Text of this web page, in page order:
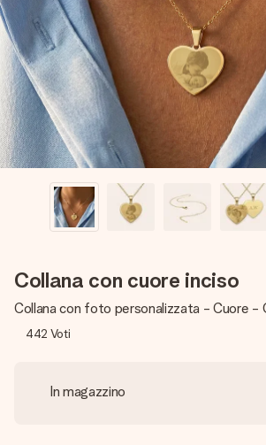
Realizza qualcosa di unico in pochi
una tua foto o un messaggio che tocchi
complicazione, solo tanto amore per il
Collana con cuore inciso
Collana con foto personalizzata - Cuore -
442 Voti
In magazzino